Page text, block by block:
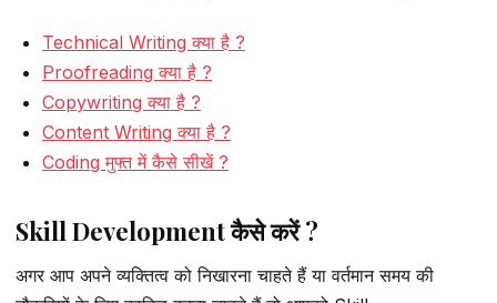
Technical Writing क्या है ?
Proofreading क्या है ?
Copywriting क्या है ?
Content Writing क्या है ?
Coding मुफ्त में कैसे सीखें ?
Skill Development कैसे करें ?
अगर आप अपने व्यक्तित्व को निखारना चाहते हैं या वर्तमान समय की